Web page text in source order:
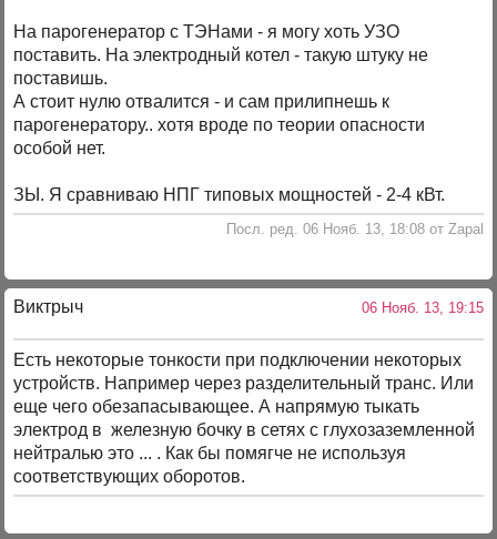
На парогенератор с ТЭНами - я могу хоть УЗО
поставить. На электродный котел - такую штуку не
поставишь.
А стоит нулю отвалится - и сам прилипнешь к
парогенератору.. хотя вроде по теории опасности
особой нет.
ЗЫ. Я сравниваю НПГ типовых мощностей - 2-4 кВт.
Посл. ред. 06 Нояб. 13, 18:08 от Zapal
Виктрыч 06 Нояб. 13, 19:15
Есть некоторые тонкости при подключении некоторых
устройств. Например через разделительный транс. Или
еще чего обезапасывающее. А напрямую тыкать
электрод в железную бочку в сетях с глухозаземленной
нейтралью это ... . Как бы помягче не используя
соответствующих оборотов.